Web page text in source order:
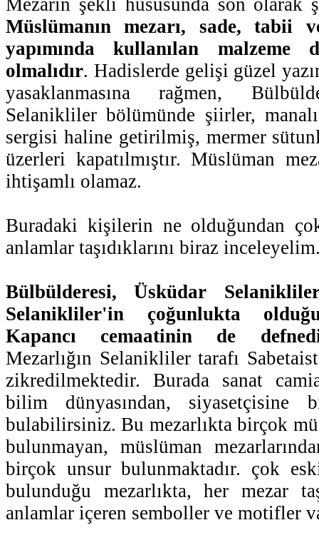
Müslümanın mezarı, sade, tabii
yapımında kullanılan
olmalıdır. Hadislerde gelişi güzel
yasaklanmasına rağmen,
Selanikliler bölümünde şiirler,
sergisi haline getirilmiş, mermer
üzerleri kapatılmıştır. Müslüman
ihtişamlı olamaz.
Buradaki kişilerin ne olduğundan
anlamlar taşıdıklarını biraz
Bülbülderesi, Üsküdar
Selanikliler'in çoğunlukta
Kapancı cemaatinin de
Mezarlığın Selanikliler tarafı
zikredilmektedir. Burada sanat
bilim dünyasından, siyasetçisine
bulabilirsiniz. Bu mezarlıkta birçok
bulunmayan, müslüman
birçok unsur bulunmaktadır. çok
bulunduğu mezarlıkta, her mezar
anlamlar içeren semboller ve motifler